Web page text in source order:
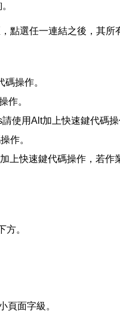
點選任一連結之後，其
操作。
作。
使用Alt加上快速鍵代碼
作。
上快速鍵代碼操作，若作
方。
頁面字級。